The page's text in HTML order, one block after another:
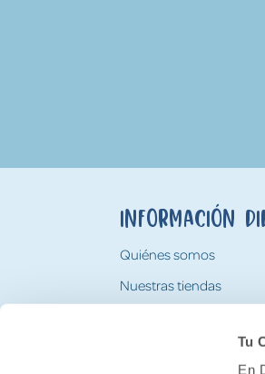
Tu
En
Información
Quiénes somos
Nuestras tiendas
Tarjeta Regalo Dideco